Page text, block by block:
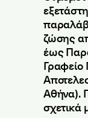
ζώσης
έως
Γραφείο
Αθήνα).
σχετικά